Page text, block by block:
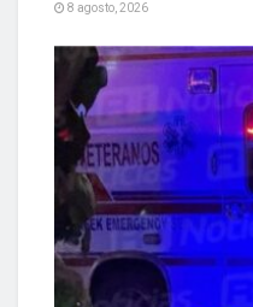
8 agosto, 2026